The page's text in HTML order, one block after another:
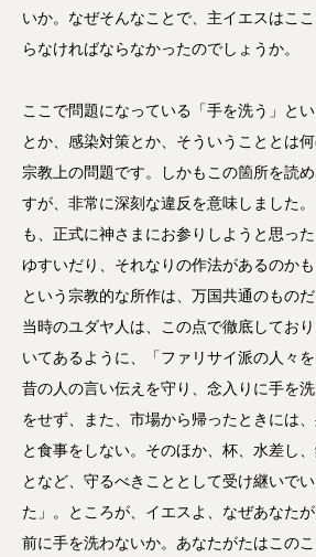
いか。なぜそんなことで、主イエスはこ
らなければならなかったのでしょうか。
ここで問題になっている「手を洗う」と
とか、感染対策とか、そういうこととは
宗教上の問題です。しかもこの箇所を読
すが、非常に深刻な違反を意味しました
も、正式に神さまにお参りしようと思っ
ゆすいだり、それなりの作法があるのか
という宗教的な所作は、万国共通のもの
当時のユダヤ人は、この点で徹底してお
いてあるように、「ファリサイ派の人々を
昔の人の言い伝えを守り、念入りに手を
をせず、また、市場から帰ったときには
と食事をしない。そのほか、杯、水差し
となど、守るべきこととして受け継いで
た」。ところが、イエスよ、なぜあなた
前に手を洗わないか。あなたがたはこの